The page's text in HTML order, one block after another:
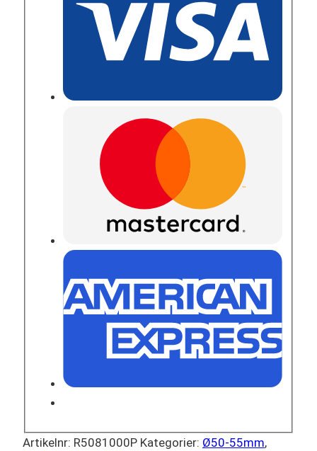
Artikelnr: R5081000P Kategorier: Ø50-55mm,